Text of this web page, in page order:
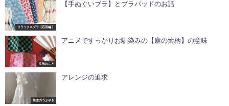
リラックスブラ【応用編】
【手ぬぐいブラ】とブラパッドのお話
生地のこと
アニメですっかりお馴染みの【麻の葉柄】の意味
店主のつぶやき
アレンジの追求